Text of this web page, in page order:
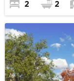
2 2